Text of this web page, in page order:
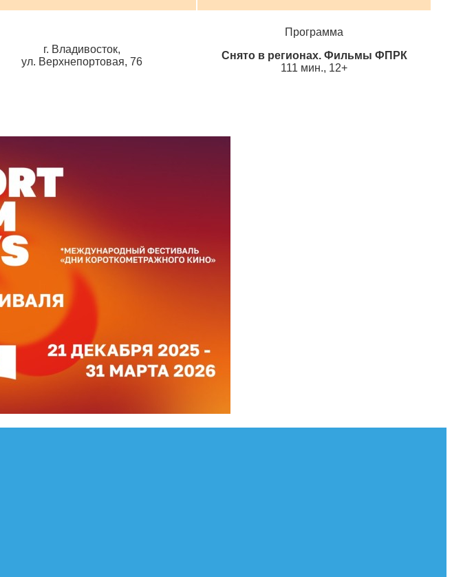
г. Владивосток,
ул. Верхнепортовая, 76
Программа
Снято в регионах. Фильмы ФПРК
111 мин., 12+